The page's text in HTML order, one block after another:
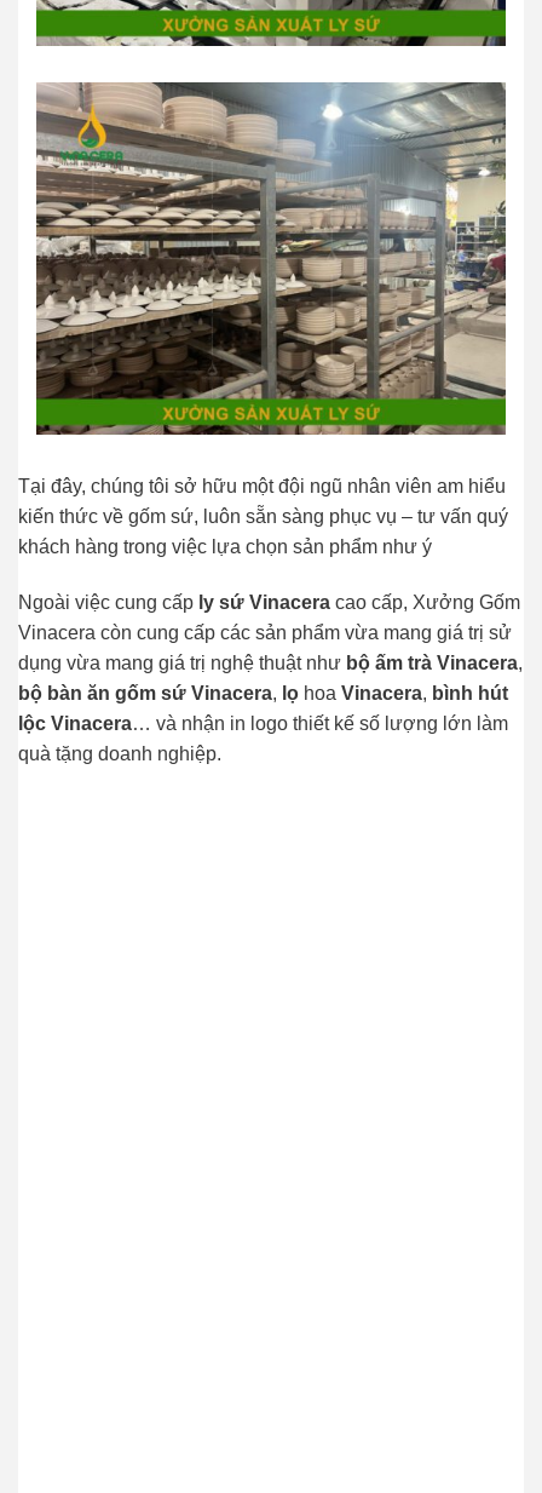
Tại đây, chúng tôi sở hữu một đội ngũ nhân viên am hiểu
kiến thức về gốm sứ, luôn sẵn sàng phục vụ – tư vấn quý
khách hàng trong việc lựa chọn sản phẩm như ý
Ngoài việc cung cấp ly sứ Vinacera cao cấp, Xưởng Gốm
Vinacera còn cung cấp các sản phẩm vừa mang giá trị sử
dụng vừa mang giá trị nghệ thuật như bộ ấm trà Vinacera,
bộ bàn ăn gốm sứ Vinacera, lọ hoa Vinacera, bình hút
lộc Vinacera… và nhận in logo thiết kế số lượng lớn làm
quà tặng doanh nghiệp.